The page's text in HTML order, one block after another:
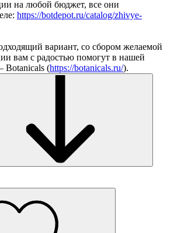
на любой бюджет, все они
https://botdepot.ru/catalog/zhivye-
вариант, со сбором желаемой
вам с радостью помогут в нашей
Botanicals (https://botanicals.ru/).